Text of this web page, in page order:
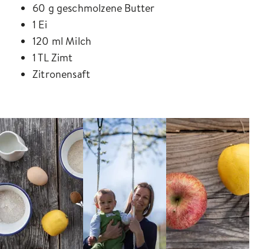
60 g geschmolzene Butter
1 Ei
120 ml Milch
1 TL Zimt
Zitronensaft